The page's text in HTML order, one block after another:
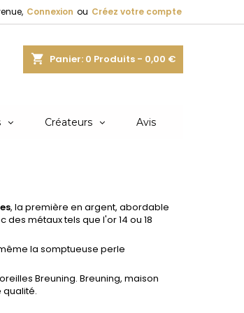
Connexion ou Créez votre compte
shopping_cart Panier: 0 Produits - 0,00 €
Créateurs Avis
, la première en argent, abordable
métaux tels que l'or 14 ou 18
la somptueuse perle
Breuning. Breuning, maison
qualité.